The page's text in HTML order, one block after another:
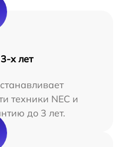
х лет
техники NEC и
до 3 лет.